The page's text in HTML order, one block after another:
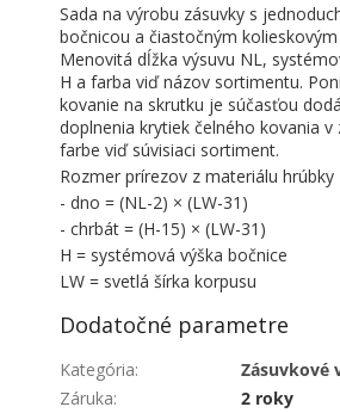
Sada na výrobu zásuvky s
bočnicou a čiastočným
Menovitá dĺžka výsuvu NL,
H a farba viď názov sortimentu.
kovanie na skrutku je súčasťou
doplnenia krytiek čelného kovania
farbe viď súvisiaci sortiment.
Rozmer prírezov z materiálu hrúbky
- dno = (NL-2) × (LW-31)
- chrbát = (H-15) × (LW-31)
H = systémová výška bočnice
LW = svetlá šírka korpusu
Dodatočné parametre
Kategória:
Zásuvkové
Záruka:
2 roky